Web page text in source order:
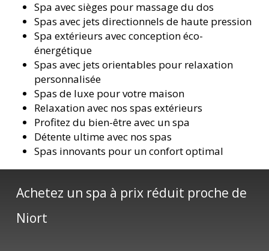
Spa avec sièges pour massage du dos
Spas avec jets directionnels de haute pression
Spa extérieurs avec conception éco-
énergétique
Spas avec jets orientables pour relaxation
personnalisée
Spas de luxe pour votre maison
Relaxation avec nos spas extérieurs
Profitez du bien-être avec un spa
Détente ultime avec nos spas
Spas innovants pour un confort optimal
Achetez un spa à prix réduit proche de
Niort